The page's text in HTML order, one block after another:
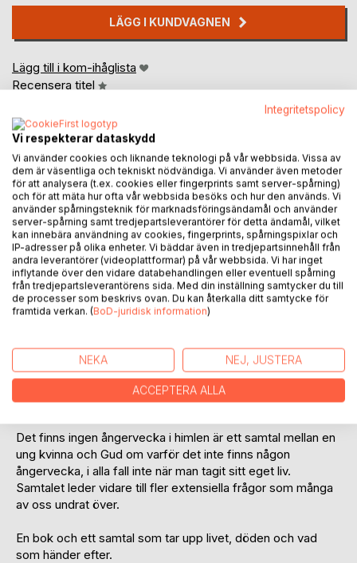
LÄGG I KUNDVAGNEN
Lägg till i kom-ihåglista
Recensera titel
BESKRIVNING
Jag smet in bakvägen förbi vakten, det var inte speciellt
svårt.
Sen hade jag väl lite tur med som mötte Gud i korridoren så
jag kunde fråga honom direkt om han kunde skicka tillbaka
mig.
prata med mig.
Jag, ett litet obetydligt luder som tog mitt liv för jag inte
ville punda mer...
Det finns ingen ångervecka i himlen är ett samtal mellan en
ung kvinna och Gud om varför det inte finns någon
ångervecka, i alla fall inte när man tagit sitt eget liv.
Samtalet leder vidare till fler extensiella frågor som många
av oss undrat över.
En bok och ett samtal som tar upp livet, döden och vad
som händer efter.
Integritetspolicy
Vi respekterar dataskydd
Vi använder cookies och liknande teknologi på vår webbsida. Vissa av
dem är väsentliga och tekniskt nödvändiga. Vi använder även metoder
för att analysera (t.ex. cookies eller fingerprints samt server-spårning)
och för att mäta hur ofta vår webbsida besöks och hur den används. Vi
använder spårningsteknik för marknadsföringsändamål och använder
server-spårning samt tredjepartsleverantörer för detta ändamål, vilket
kan innebära användning av cookies, fingerprints, spårningspixlar och
IP-adresser på olika enheter. Vi bäddar även in tredjepartsinnehåll från
andra leverantörer (videoplattformar) på vår webbsida. Vi har inget
inflytande över den vidare databehandlingen eller eventuell spårning
från tredjepartsleverantörens sida. Med din inställning samtycker du till
de processer som beskrivs ovan. Du kan återkalla ditt samtycke för
framtida verkan. (BoD-juridisk information)
NEKA NEJ, JUSTERA
ACCEPTERA ALLA